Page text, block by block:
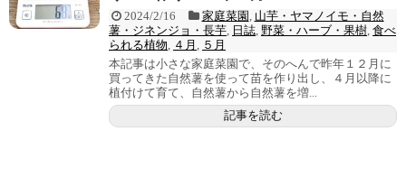
2024/2/16 家庭菜園 , 山芋・ヤマノイモ・自然
薯・ジネンジョ・長芋, 日誌, 野菜・ハーブ・果樹, 食べ
られる植物, ４月 , ５月
本記事は小さな家庭菜園で、そのへんで昨年１２月に
買ってきた自然薯を使って苗を作り出し、４月以降に
植付けて育て、自然薯から自然薯を増...
記事を読む